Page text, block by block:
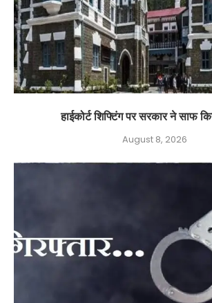
हाईकोर्ट शिफ्टिंग पर सरकार ने साफ
August 8, 2026